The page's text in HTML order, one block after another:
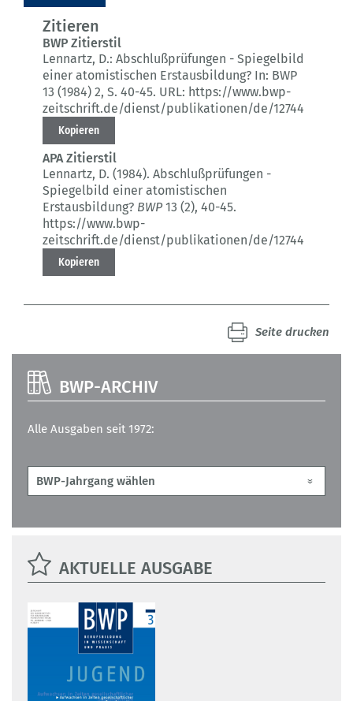
Zitieren
BWP Zitierstil
Lennartz, D.: Abschlußprüfungen - Spiegelbild
einer atomistischen Erstausbildung? In: BWP
13 (1984) 2, S. 40-45. URL: https://www.bwp-
zeitschrift.de/dienst/publikationen/de/12744
Kopieren
APA Zitierstil
Lennartz, D. (1984). Abschlußprüfungen -
Spiegelbild einer atomistischen
Erstausbildung? BWP13 (2), 40-45.
https://www.bwp-
zeitschrift.de/dienst/publikationen/de/12744
Kopieren
Seite drucken
BWP-ARCHIV
Alle Ausgaben seit 1972:
AKTUELLE AUSGABE